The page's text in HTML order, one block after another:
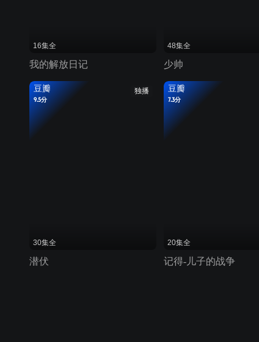
16集全
我的解放日记
48集全
少帅
独播
豆瓣
9.5分
30集全
潜伏
豆瓣
7.3分
20集全
记得-儿子的战争